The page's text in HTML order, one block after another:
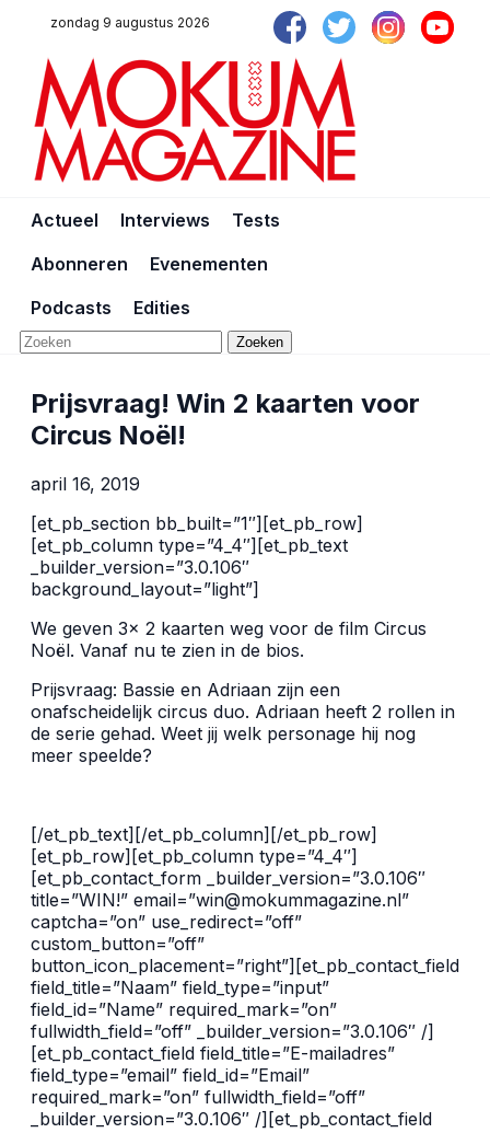
zondag 9 augustus 2026
Actueel Interviews
Tests
Abonneren
Evenementen
Podcasts
Edities
Zoeken
Prijsvraag! Win 2 kaarten voor
Circus Noël!
april 16, 2019
[et_pb_section bb_built=”1″][et_pb_row]
[et_pb_column type=”4_4″][et_pb_text
_builder_version=”3.0.106″
background_layout=”light”]
We geven 3x 2 kaarten weg voor de film Circus
Noël. Vanaf nu te zien in de bios.
Prijsvraag: Bassie en Adriaan zijn een
onafscheidelijk circus duo. Adriaan heeft 2 rollen in
de serie gehad. Weet jij welk personage hij nog
meer speelde?
[/et_pb_text][/et_pb_column][/et_pb_row]
[et_pb_row][et_pb_column type=”4_4″]
[et_pb_contact_form _builder_version=”3.0.106″
title=”WIN!” email=”win@mokummagazine.nl”
captcha=”on” use_redirect=”off”
custom_button=”off”
button_icon_placement=”right”][et_pb_contact_field
field_title=”Naam” field_type=”input”
field_id=”Name” required_mark=”on”
fullwidth_field=”off” _builder_version=”3.0.106″ /]
[et_pb_contact_field field_title=”E-mailadres”
field_type=”email” field_id=”Email”
required_mark=”on” fullwidth_field=”off”
_builder_version=”3.0.106″ /][et_pb_contact_field